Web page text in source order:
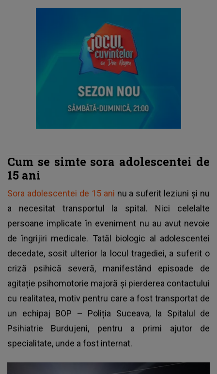
Cum se simte sora adolescentei de
15 ani
Sora adolescentei de 15 ani nu a suferit leziuni și nu
a necesitat transportul la spital. Nici celelalte
persoane implicate în eveniment nu au avut nevoie
de îngrijiri medicale. Tatăl biologic al adolescentei
decedate, sosit ulterior la locul tragediei, a suferit o
criză psihică severă, manifestând episoade de
agitație psihomotorie majoră și pierderea contactului
cu realitatea, motiv pentru care a fost transportat de
un echipaj BOP – Poliția Suceava, la Spitalul de
Psihiatrie Burdujeni, pentru a primi ajutor de
specialitate, unde a fost internat.